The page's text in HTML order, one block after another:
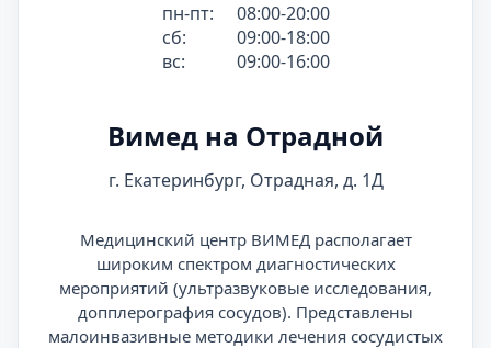
пн-пт:
08:00-20:00
сб:
09:00-18:00
вс:
09:00-16:00
Вимед на Отрадной
г. Екатеринбург, Отрадная, д. 1Д
Медицинский центр ВИМЕД располагает
широким спектром диагностических
мероприятий (ультразвуковые исследования,
допплерография сосудов). Представлены
малоинвазивные методики лечения сосудистых